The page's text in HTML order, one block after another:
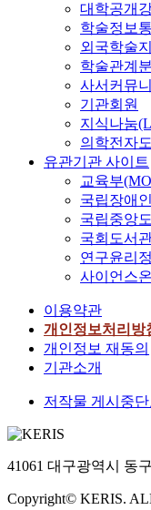
대학공개
학술정보
외국학술
학술관계
사서커뮤
기관회원
지식나눔
의학전자
유관기관 사이트
교육부
국립장애
국립중앙
국회도서
연구윤리
사이언스
이용약관
개인정보처리방
개인정보 재동의
기관소개
저작물 게시중단
41061 대구광역시 동
Copyright© KERIS.